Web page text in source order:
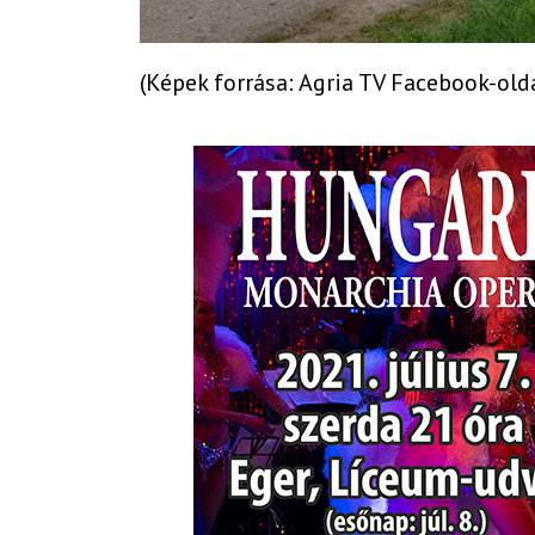
(Képek forrása: Agria TV Facebook-